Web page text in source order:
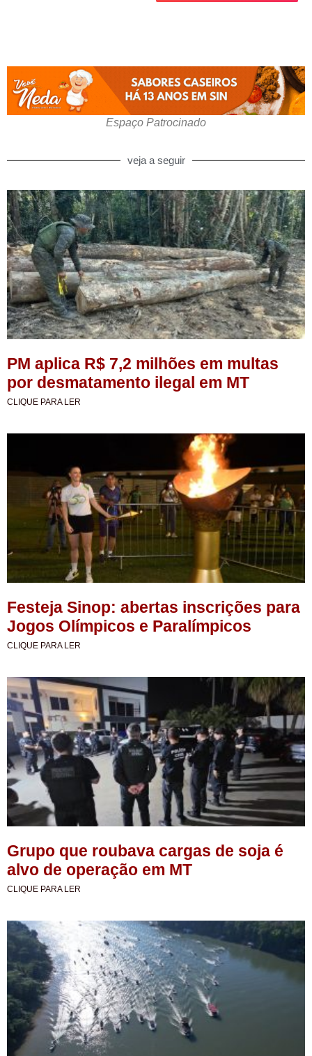
Espaço Patrocinado
veja a seguir
PM aplica R$ 7,2 milhões em multas
por desmatamento ilegal em MT
CLIQUE PARA LER
Festeja Sinop: abertas inscrições para
Jogos Olímpicos e Paralímpicos
CLIQUE PARA LER
Grupo que roubava cargas de soja é
alvo de operação em MT
CLIQUE PARA LER